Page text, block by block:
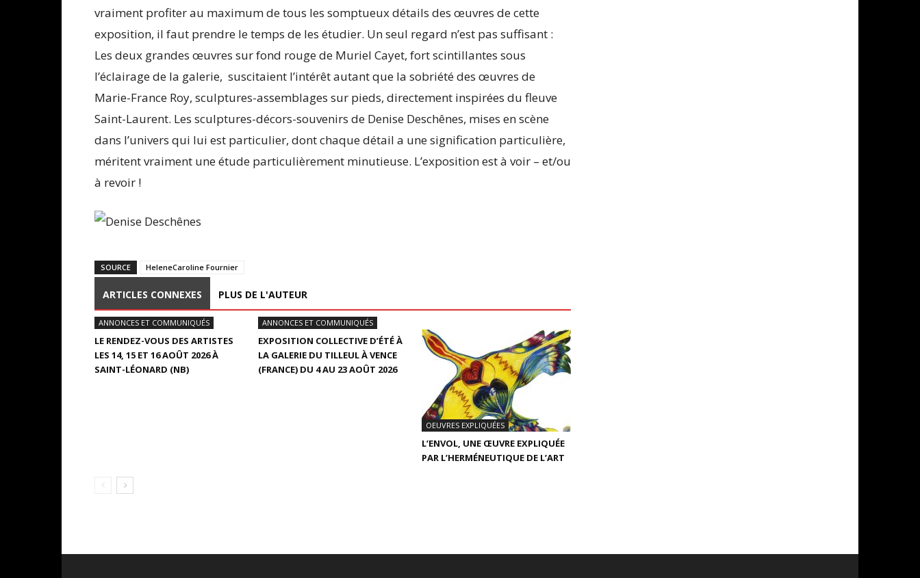
vraiment profiter au maximum de tous les somptueux détails des œuvres de cette
exposition, il faut prendre le temps de les étudier. Un seul regard n’est pas suffisant :
Les deux grandes œuvres sur fond rouge de Muriel Cayet, fort scintillantes sous
l’éclairage de la galerie, suscitaient l’intérêt autant que la sobriété des œuvres de
Marie-France Roy, sculptures-assemblages sur pieds, directement inspirées du fleuve
Saint-Laurent. Les sculptures-décors-souvenirs de Denise Deschênes, mises en scène
dans l’univers qui lui est particulier, dont chaque détail a une signification particulière,
méritent vraiment une étude particulièrement minutieuse. L’exposition est à voir – et/ou
à revoir !
SOURCE HeleneCaroline Fournier
ARTICLES CONNEXES PLUS DE L'AUTEUR
ANNONCES ET COMMUNIQUÉS
LE RENDEZ-VOUS DES ARTISTES
LES 14, 15 ET 16 AOÛT 2026 À
SAINT-LÉONARD (NB)
ANNONCES ET COMMUNIQUÉS
EXPOSITION COLLECTIVE D’ÉTÉ À
LA GALERIE DU TILLEUL À VENCE
(FRANCE) DU 4 AU 23 AOÛT 2026
OEUVRES EXPLIQUÉES
L’ENVOL, UNE ŒUVRE EXPLIQUÉE
PAR L’HERMÉNEUTIQUE DE L’ART